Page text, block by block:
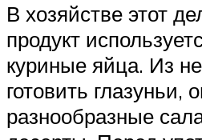
В хозяйстве этот
продукт
куриные яйца. Из
готовить глазуньи,
разнообразные